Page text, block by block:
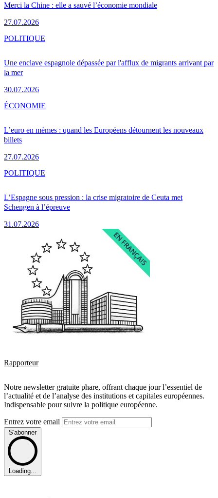
Merci la Chine : elle a sauvé l’économie mondiale
27.07.2026
Une enclave espagnole dépassée par l'afflux de migrants arrivant par
la mer
30.07.2026
POLITIQUE
L’euro en mèmes : quand les Européens détournent les nouveaux
billets
27.07.2026
ÉCONOMIE
L’Espagne sous pression : la crise migratoire de Ceuta met
Schengen à l’épreuve
31.07.2026
POLITIQUE
Rapporteur
Notre newsletter gratuite phare, offrant chaque jour l’essentiel de
l’actualité et de l’analyse des institutions et capitales européennes.
Indispensable pour suivre la politique européenne.
Entrez votre email
S'abonner
Loading...